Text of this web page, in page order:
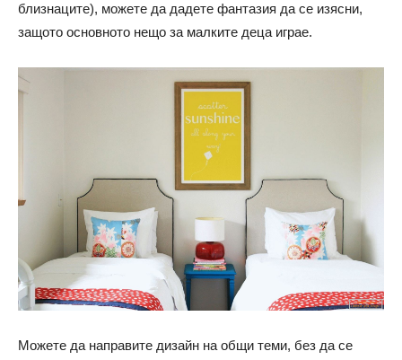
близнаците), можете да дадете фантазия да се изясни,
защото основното нещо за малките деца играе.
Можете да направите дизайн на общи теми, без да се